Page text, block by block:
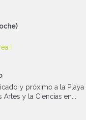
y próximo a la Playa
y la Ciencias en...